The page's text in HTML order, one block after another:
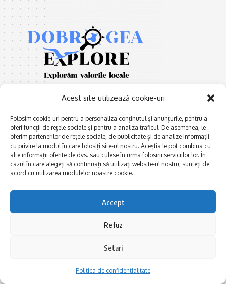
Acest site utilizează cookie-uri
Folosim cookie-uri pentru a personaliza conținutul și anunțurile, pentru a
oferi funcții de rețele sociale și pentru a analiza traficul. De asemenea, le
oferim partenerilor de rețele sociale, de publicitate și de analize informații
cu privire la modul în care folosiți site-ul nostru. Aceștia le pot combina cu
alte informații oferite de dvs. sau culese în urma folosirii serviciilor lor. În
cazul în care alegeți să continuați să utilizați website-ul nostru, sunteți de
acord cu utilizarea modulelor noastre cookie.
Accept
Refuz
Setari
Politica de confidentialitate
E xplorăm Dobrogea,
Explorăm valorile locale:
Deltă, Litoral, cele mai mari
biserici și mănăstiri, cele mai
FRUMOASE POVEȘTI.
Afaceri și meșteșuguri
Actualitate